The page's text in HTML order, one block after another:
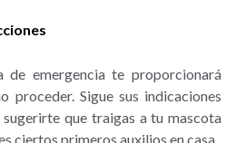
de emergencia te proporcionará
proceder. Sigue sus indicaciones
sugerirte que traigas a tu mascota
ciertos primeros auxilios en casa.